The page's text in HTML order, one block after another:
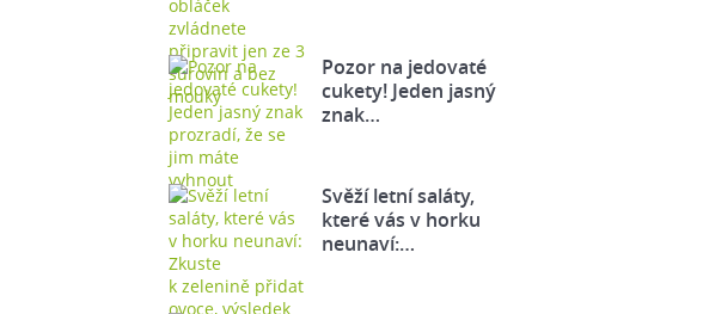
Pozor na jedovaté
cukety! Jeden jasný
znak…
Svěží letní saláty,
které vás v horku
neunaví:…